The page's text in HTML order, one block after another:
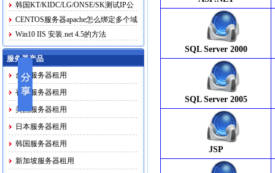
韩国KT/KIDC/LG/ONSE/SK测试IP公
布CENTOS服务器apache怎么绑定多个域
名Win10 IIS 安装.net 4.5的方法
服务器产品
台湾服务器租用
香港服务器租用
美国服务器租用
日本服务器租用
韩国服务器租用
新加坡服务器租用
SQL Server 2000
SQL Server 2005
JSP